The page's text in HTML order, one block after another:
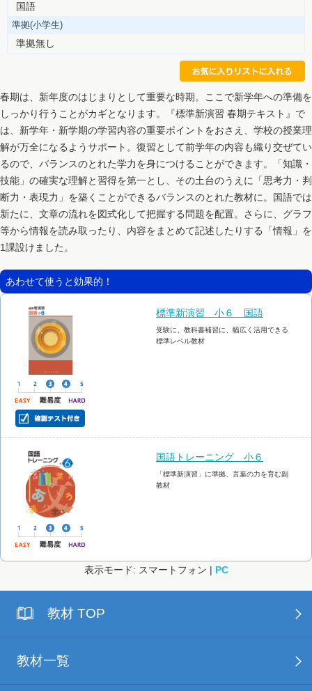
国語
準拠(小学生)
準拠無し
春期は、新年度のはじまりとして重要な時期。ここで新学年への準備を
しっかり行うことがカギとなります。『標準新演習 春期テキスト』で
は、新学年・新学期の学習内容の重要ポイントをおさえ、学校の授業理
解が万全になるようサポート。復習として前学年の内容も織り交ぜてい
るので、バランスのとれた学力を身につけることができます。「知識・
技能」の確実な理解と習得を第一とし、その土台のうえに「思考力・判
断力・表現力」を築くことができるバランスのとれた教材に。国語では
新たに、文章の流れを図式化して把握する問題を配置。さらに、グラフ
等から情報を読み取ったり、内容をまとめて記述したりする「情報」を
1課設けました。
あわせて使うと効果的！
標準新演習 小６ 国語
受験に、教科書補習に、幅広く活用できる
標準レベル教材
国語トレーニング 小６
「標準新演習」に準拠、言葉の力を育む副
教材
表示モード: スマートフォン | PC
教材 TOP
教材一覧